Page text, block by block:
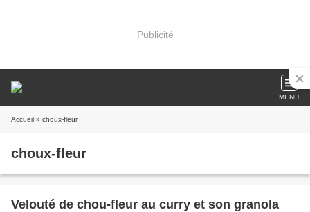
Publicité
MENU
Accueil » choux-fleur
choux-fleur
Velouté de chou-fleur au curry et son granola